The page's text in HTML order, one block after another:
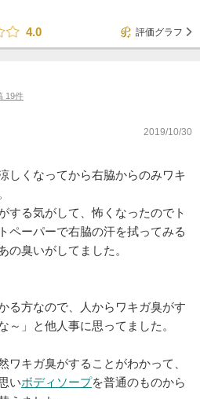
4.0
評価グラフ
19件
2019/10/30
しくなってから右脇からのみワキ
する気がして、怖くなったのでト
ペーパーで右脇の汗を拭ってみる
の臭いがしてました。
る方なので、人からワキガ臭がす
～」と他人事に思ってました。
ワキガ臭がすることがわかって、
いボディソープを普通のものから